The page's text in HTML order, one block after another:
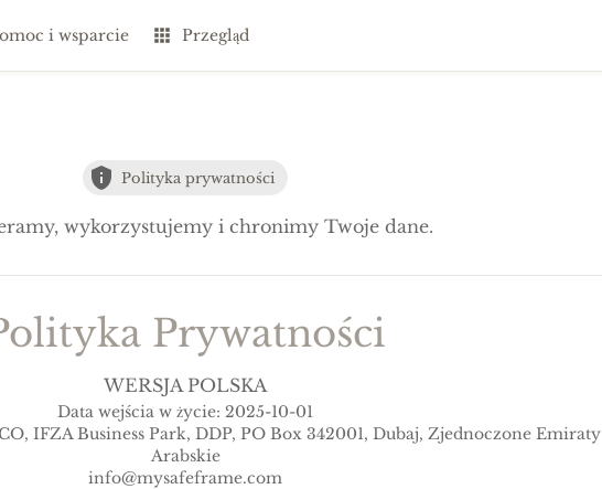
i wsparcie Przegląd
Polityka prywatności
wykorzystujemy i chronimy Twoje dane.
Prywatności
WERSJA POLSKA
Data wejścia w życie: 2025-10-01
IFZA Business Park, DDP, PO Box 342001, Dubaj, Zjednoczone Emiraty
Arabskie
info@mysafeframe.com